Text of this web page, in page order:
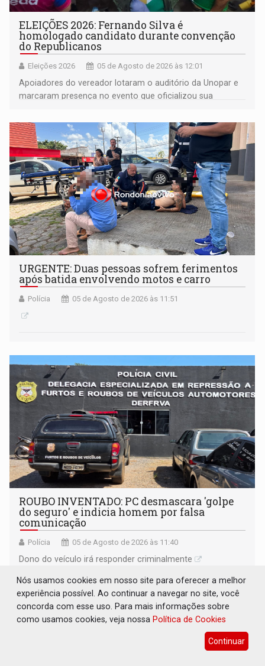
ELEIÇÕES 2026: Fernando Silva é
homologado candidato durante convenção
do Republicanos
Eleições 2026 05 de Agosto de 2026 às 12:01
Apoiadores do vereador lotaram o auditório da Unopar e
marcaram presença no evento que oficializou sua
URGENTE: Duas pessoas sofrem ferimentos
após batida envolvendo motos e carro
Polícia 05 de Agosto de 2026 às 11:51
ROUBO INVENTADO: PC desmascara 'golpe
do seguro' e indicia homem por falsa
comunicação
Polícia 05 de Agosto de 2026 às 11:40
Dono do veículo irá responder criminalmente
Nós usamos cookies em nosso site para oferecer a melhor
experiência possível. Ao continuar a navegar no site, você
concorda com esse uso. Para mais informações sobre
como usamos cookies, veja nossa Política de Cookies
Continuar